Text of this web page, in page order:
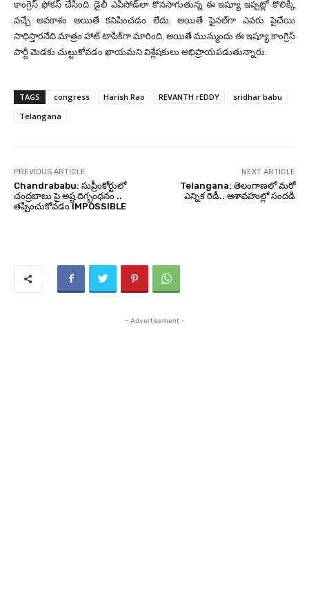
కాంగ్రెస్ ఫోక‌స్ చేసింది. డైలీ ఎపిసోడ్‌లా కొనసాగుతున్న ఈ ఇష్యూ ఇప్పట్లో కొలిక్కి
వచ్చే అవకాశం అయితే కనిపించడం లేదు. అయితే ఫైనల్‌గా ఎవ‌రు పైచేయి
సాధిస్తారనేది మాత్రం హాట్ టాపిక్‌గా మారింది. అయితే మున్ముందు ఈ ఇష్యూ కాంగ్రెస్
పార్టీ మెడకు చుట్టుకోవడం ఖాయమని విశ్లేషకులు అభిప్రాయపడుతున్నారు.
TAGS congress Harish Rao REVANTH rEDDY
sridhar babu
Telangana
PREVIOUS ARTICLE
Chandrababu: సుప్రీంకోర్టులో
చంద్రబాబు పై అష్ట దిగ్బంధనం ..
తప్పించుకోవడం IMPOSSIBLE
NEXT ARTICLE
Telangana: తెలంగాణలో మరో
ఎన్నిక రెడీ.. ఆశావహుల్లో సందడి
- Advertisement -